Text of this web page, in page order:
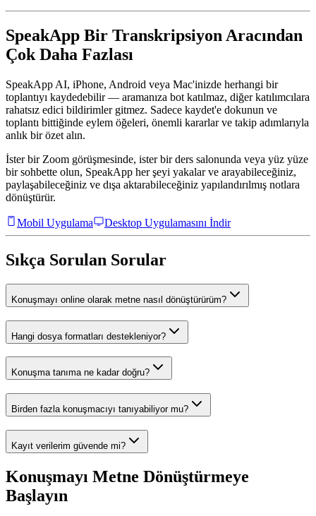
SpeakApp Bir Transkripsiyon Aracından
Çok Daha Fazlası
SpeakApp AI, iPhone, Android veya Mac'inizde herhangi bir
toplantıyı kaydedebilir — aramanıza bot katılmaz, diğer katılımcılara
rahatsız edici bildirimler gitmez. Sadece kaydet'e dokunun ve
toplantı bittiğinde eylem öğeleri, önemli kararlar ve takip adımlarıyla
anlık bir özet alın.
İster bir Zoom görüşmesinde, ister bir ders salonunda veya yüz yüze
bir sohbette olun, SpeakApp her şeyi yakalar ve arayabileceğiniz,
paylaşabileceğiniz ve dışa aktarabileceğiniz yapılandırılmış notlara
dönüştürür.
Mobil Uygulama Desktop Uygulamasını İndir
Sıkça Sorulan Sorular
Konuşmayı online olarak metne nasıl dönüştürürüm?
Hangi dosya formatları destekleniyor?
Konuşma tanıma ne kadar doğru?
Birden fazla konuşmacıyı tanıyabiliyor mu?
Kayıt verilerim güvende mi?
Konuşmayı Metne Dönüştürmeye
Başlayın